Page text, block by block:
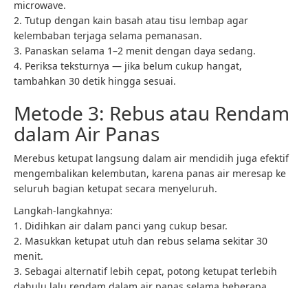
microwave.
2. Tutup dengan kain basah atau tisu lembap agar
kelembaban terjaga selama pemanasan.
3. Panaskan selama 1–2 menit dengan daya sedang.
4. Periksa teksturnya — jika belum cukup hangat,
tambahkan 30 detik hingga sesuai.
Metode 3: Rebus atau Rendam
dalam Air Panas
Merebus ketupat langsung dalam air mendidih juga efektif
mengembalikan kelembutan, karena panas air meresap ke
seluruh bagian ketupat secara menyeluruh.
Langkah-langkahnya:
1. Didihkan air dalam panci yang cukup besar.
2. Masukkan ketupat utuh dan rebus selama sekitar 30
menit.
3. Sebagai alternatif lebih cepat, potong ketupat terlebih